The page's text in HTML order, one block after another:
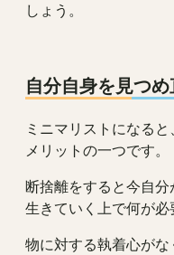
しょう。
自分自身を見つめ
ミニマリストになる
メリットの一つです。
断捨離をすると今自分
生きていく上で何が必
物に対する執着心が